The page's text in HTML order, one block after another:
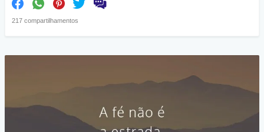
217 compartilhamentos